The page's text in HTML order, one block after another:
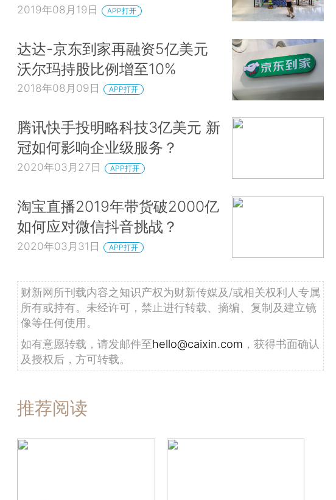
2019年08月19日 APP打开
达达-京东到家再融资5亿美元
沃尔玛持股比例增至10%
2018年08月09日 APP打开
腾讯快手投明略科技3亿美元 新
冠如何影响企业级服务？
2020年03月27日 APP打开
淘宝直播2019年带货破2000亿
如何应对微信抖音挑战？
2020年03月31日 APP打开
财新网所刊载内容之知识产权为财新传媒及/或相关权利人专属
所有或持有。未经许可，禁止进行转载、摘编、复制及建立镜
像等任何使用。
如有意愿转载，请发邮件至hello@caixin.com ，获得书面确认
及授权后，方可转载。
推荐阅读